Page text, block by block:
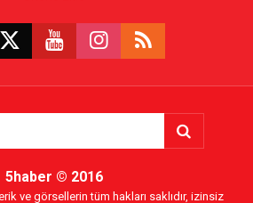
5haber © 2016
ve görsellerin tüm hakları saklıdır, izinsiz